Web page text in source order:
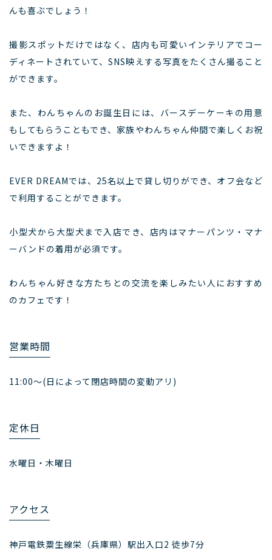
んも喜ぶでしょう！
撮影スポットだけではなく、店内も可愛いインテリアでコー
ディネートされていて、SNS映えする写真をたくさん撮ること
ができます。
また、わんちゃんのお誕生日には、バースデーケーキの用意
もしてもらうこともでき、家族やわんちゃん仲間で楽しくお祝
いできますよ！
EVER DREAMでは、25名以上で貸し切りができ、オフ会など
で利用することができます。
小型犬から大型犬まで入店でき、店内はマナーパンツ・マナ
ーバンドの着用が必須です。
わんちゃん好きな方たちとの交流を楽しみたい人におすすめ
のカフェです！
営業時間
11:00～(日によって閉店時間の変動アリ)
定休日
水曜日・木曜日
アクセス
神戸電鉄粟生線栄（兵庫県）駅出入口2 徒歩7分